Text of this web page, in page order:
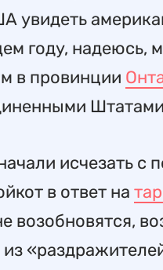
году, надеюсь,
в провинции
исчезать с
в ответ на
возобновятся,